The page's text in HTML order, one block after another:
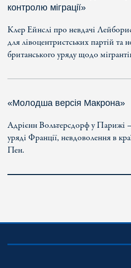
контролю міграції»
Клер Ейнслі про невдачі
для лівоцентристських партій та
британського уряду щодо
«Молодша версія Макрона»
Адрієнн Вольтерсдорф у Парижі
уряді Франції, невдоволення в
Пен.